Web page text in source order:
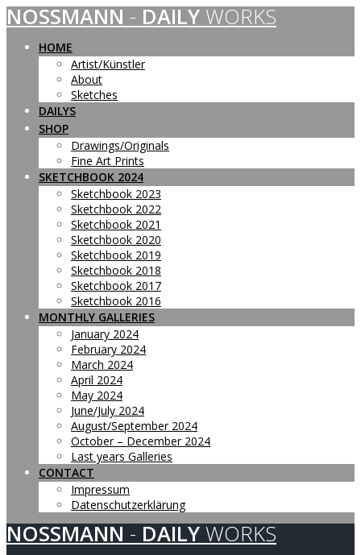
Skip
to
content
NOSSMANN - DAILY WORKS
HOME
Artist/Künstler
About
Sketches
DAILYS
SHOP
Drawings/Originals
Fine Art Prints
SKETCHBOOK 2024
Sketchbook 2023
Sketchbook 2022
Sketchbook 2021
Sketchbook 2020
Sketchbook 2019
Sketchbook 2018
Sketchbook 2017
Sketchbook 2016
MONTHLY GALLERIES
January 2024
February 2024
March 2024
April 2024
May 2024
June/July 2024
August/September 2024
October – December 2024
Last years Galleries
CONTACT
Impressum
Datenschutzerklärung
NOSSMANN - DAILY WORKS